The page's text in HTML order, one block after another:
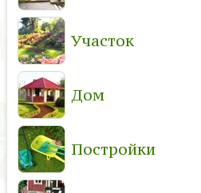
Участок
Дом
Постройки